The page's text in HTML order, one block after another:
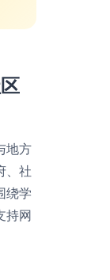
地方
、社
绕学
持网